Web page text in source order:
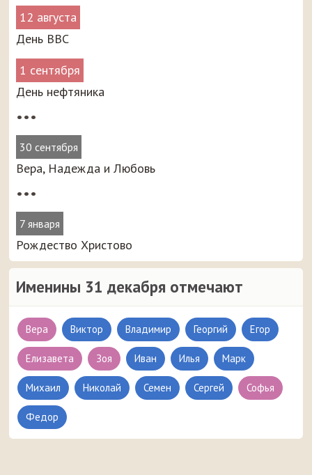
12 августа
День ВВС
1 сентября
День нефтяника
•••
30 сентября
Вера, Надежда и Любовь
•••
7 января
Рождество Христово
Именины 31 декабря отмечают
Вера Виктор Владимир Георгий Егор
Елизавета Зоя Иван Илья Марк
Михаил Николай Семен Сергей Софья
Федор